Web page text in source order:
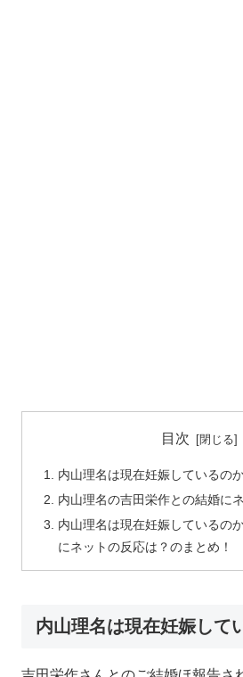
目次
内山理名は現在妊娠しているの
内山理名の吉田栄作との結婚に
内山理名は現在妊娠しているの
にネットの反応は？のまとめ！
内山理名は現在妊娠して